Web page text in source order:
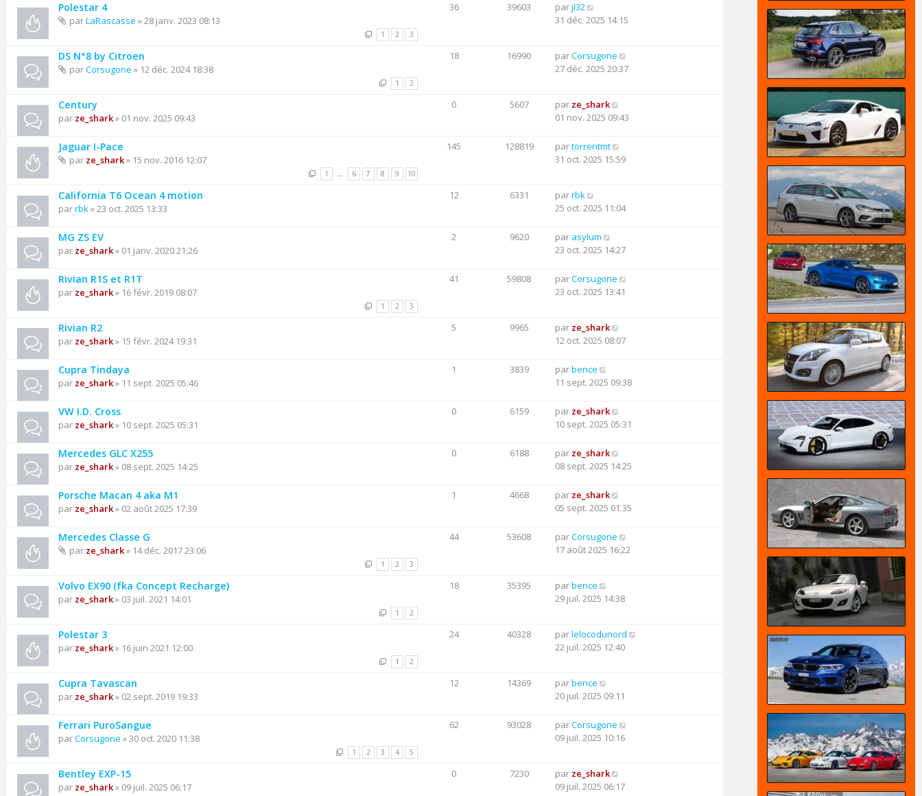
Polestar 4
parLaRascasse » 28 janv. 2023 08:13
1 2 3
36 39603 parjl32
31 déc. 2025 14:15
DS N°8 by Citroen
parCorsugone » 12 déc. 2024 18:38
1 2
18 16990 parCorsugone
27 déc. 2025 20:37
Century
par ze_shark» 01 nov. 2025 09:43
0 5607 par ze_shark
01 nov. 2025 09:43
Jaguar I-Pace
par ze_shark» 15 nov. 2016 12:07
1 … 6 7 8 9 10
145 128819 partorrentmt
31 oct. 2025 15:59
California T6 Ocean 4 motion
parrbk» 23 oct. 2025 13:33
12 6331 parrbk
25 oct. 2025 11:04
MG ZS EV
par ze_shark» 01 janv. 2020 21:26
2 9620 par asylum
23 oct. 2025 14:27
Rivian R1S et R1T
par ze_shark» 16 févr. 2019 08:07
1 2 3
41 59808 parCorsugone
23 oct. 2025 13:41
Rivian R2
par ze_shark» 15 févr. 2024 19:31
5 9965 par ze_shark
12 oct. 2025 08:07
Cupra Tindaya
par ze_shark» 11 sept. 2025 05:46
1 3839 parbence
11 sept. 2025 09:38
VW I.D. Cross
par ze_shark» 10 sept. 2025 05:31
0 6159 par ze_shark
10 sept. 2025 05:31
Mercedes GLC X255
par ze_shark» 08 sept. 2025 14:25
0 6188 par ze_shark
08 sept. 2025 14:25
Porsche Macan 4 aka M1
par ze_shark» 02 août 2025 17:39
1 4668 par ze_shark
05 sept. 2025 01:35
Mercedes Classe G
par ze_shark» 14 déc. 2017 23:06
1 2 3
44 53608 parCorsugone
17 août 2025 16:22
Volvo EX90 (fka Concept Recharge)
par ze_shark» 03 juil. 2021 14:01
1 2
18 35395 parbence
29 juil. 2025 14:38
Polestar 3
par ze_shark» 16 juin 2021 12:00
1 2
24 40328 parlelocodunord
22 juil. 2025 12:40
Cupra Tavascan
par ze_shark» 02 sept. 2019 19:33
12 14369 parbence
20 juil. 2025 09:11
Ferrari PuroSangue
parCorsugone » 30 oct. 2020 11:38
1 2 3 4 5
62 93028 parCorsugone
09 juil. 2025 10:16
Bentley EXP-15
par ze_shark» 09 juil. 2025 06:17
0 7230 par ze_shark
09 juil. 2025 06:17